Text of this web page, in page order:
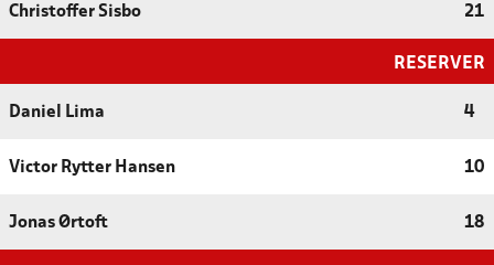
Christoffer Sisbo 21
RESERVER
Daniel Lima 4
Victor Rytter Hansen 10
Jonas Ørtoft 18